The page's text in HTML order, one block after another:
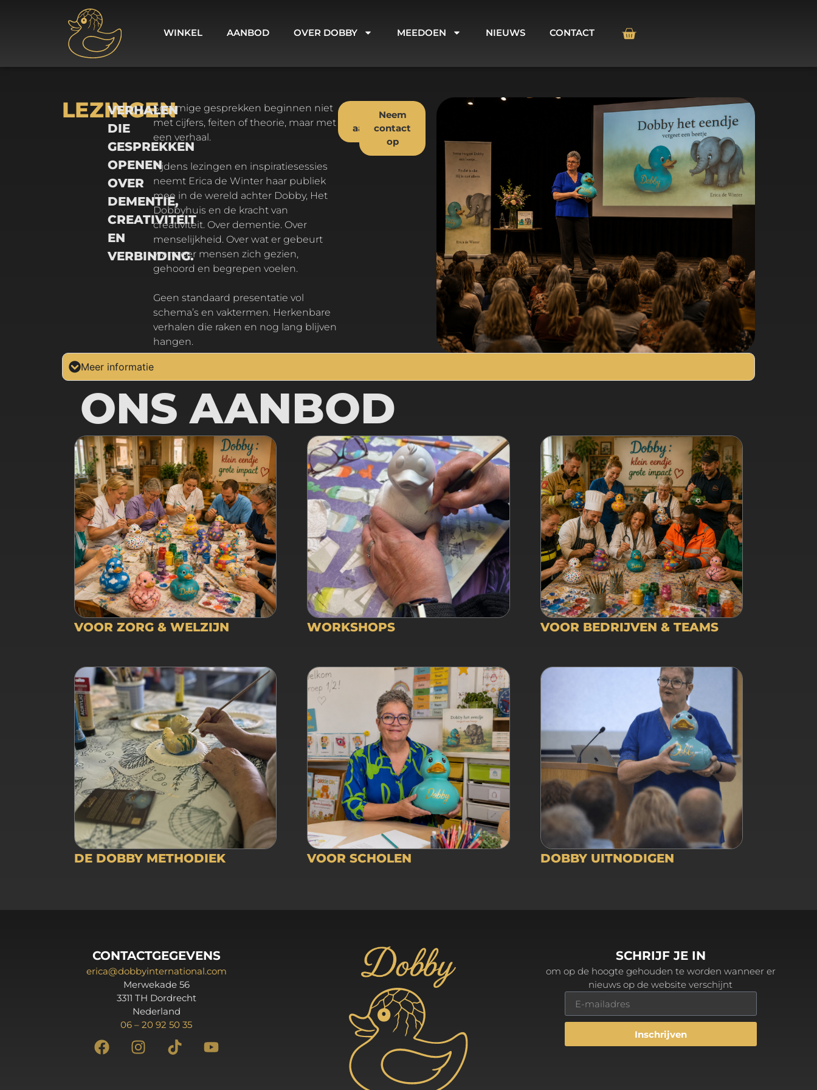
WINKEL AANBOD OVER DOBBY MEEDOEN NIEUWS CONTACT
LEZINGEN
VERHALEN
DIE
GESPREKKEN
OPENEN
OVER
DEMENTIE,
CREATIVITEIT
EN
VERBINDING.
Sommige gesprekken beginnen niet
met cijfers, feiten of theorie, maar met
een verhaal.
Tijdens lezingen en inspiratiesessies
neemt Erica de Winter haar publiek
mee in de wereld achter Dobby, Het
Dobbyhuis en de kracht van
creativiteit. Over dementie. Over
menselijkheid. Over wat er gebeurt
wanneer mensen zich gezien,
gehoord en begrepen voelen.
Geen standaard presentatie vol
schema’s en vaktermen. Herkenbare
verhalen die raken en nog lang blijven
hangen.
Lezing
aanvragen
Neem
contact
op
Meer informatie
ONS AANBOD
VOOR ZORG & WELZIJN WORKSHOPS VOOR BEDRIJVEN & TEAMS
DE DOBBY METHODIEK VOOR SCHOLEN DOBBY UITNODIGEN
CONTACTGEGEVENS
erica@dobbyinternational.com
Merwekade 56
3311 TH Dordrecht
Nederland
06 – 20 92 50 35
SCHRIJF JE IN
om op de hoogte gehouden te worden wanneer er
nieuws op de website verschijnt
Inschrijven